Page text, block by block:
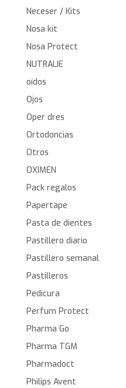
Neceser / Kits
Nosa kit
Nosa Protect
NUTRALIE
oídos
Ojos
Oper dres
Ortodoncias
Otros
OXIMEN
Pack regalos
Papertape
Pasta de dientes
Pastillero diario
Pastillero semanal
Pastilleros
Pedicura
Perfum Protect
Pharma Go
Pharma TGM
Pharmadoct
Philips Avent